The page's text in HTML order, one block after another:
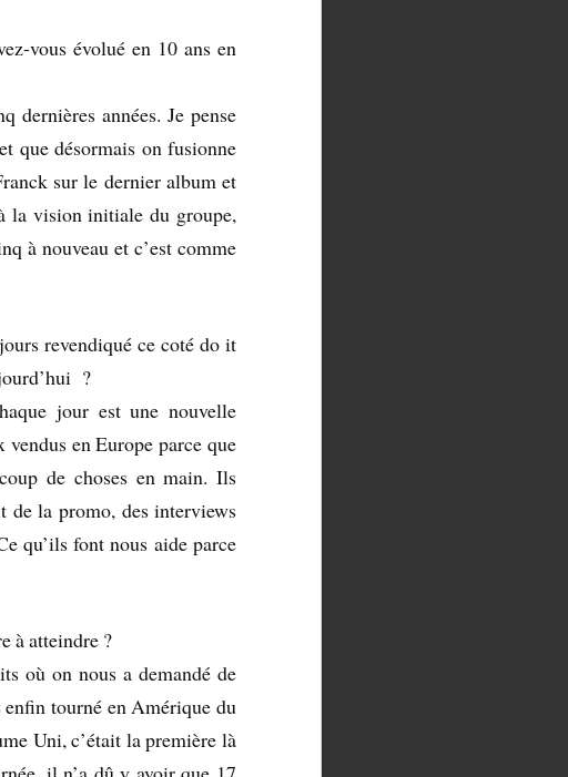
vous évolué en 10 ans en
dernières années. Je pense
que désormais on fusionne
sur le dernier album et
la vision initiale du groupe,
à nouveau et c’est comme
revendiqué ce coté do it
?
jour est une nouvelle
en Europe parce que
de choses en main. Ils
de la promo, des interviews
qu’ils font nous aide parce
à atteindre ?
où on nous a demandé de
tourné en Amérique du
Uni, c’était la première là